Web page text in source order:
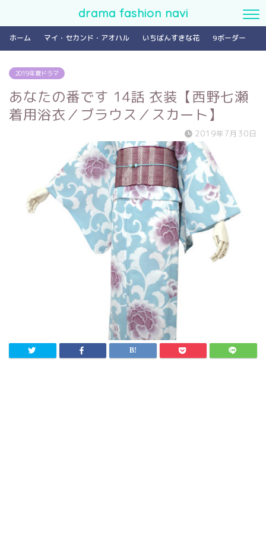
drama fashion navi
ホーム マイ・セカンド・アオハル いちばんすきな花 9ボーダー
2019年夏ドラマ
あなたの番です 14話 衣装【西野七瀬
着用浴衣／ブラウス／スカート】
2019年7月30日